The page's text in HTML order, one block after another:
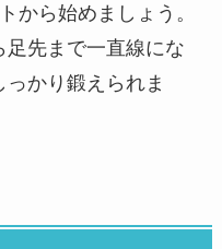
から始めましょう。
先まで一直線にな
かり鍛えられま